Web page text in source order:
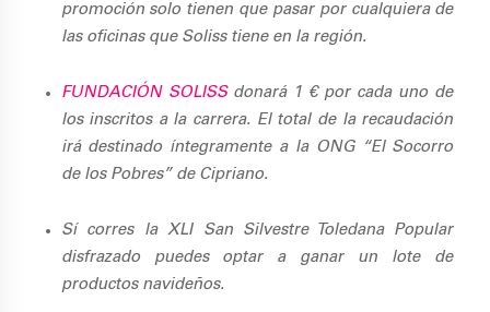
promoción solo tienen que pasar por cualquiera de
las oficinas que Soliss tiene en la región.
FUNDACIÓN SOLISSdonará 1 € por cada uno de
los inscritos a la carrera. El total de la recaudación
irá destinado íntegramente a la ONG “El Socorro
de los Pobres” de Cipriano.
Sí corres la XLI San Silvestre Toledana Popular
disfrazado puedes optar a ganar un lote de
productos navideños.